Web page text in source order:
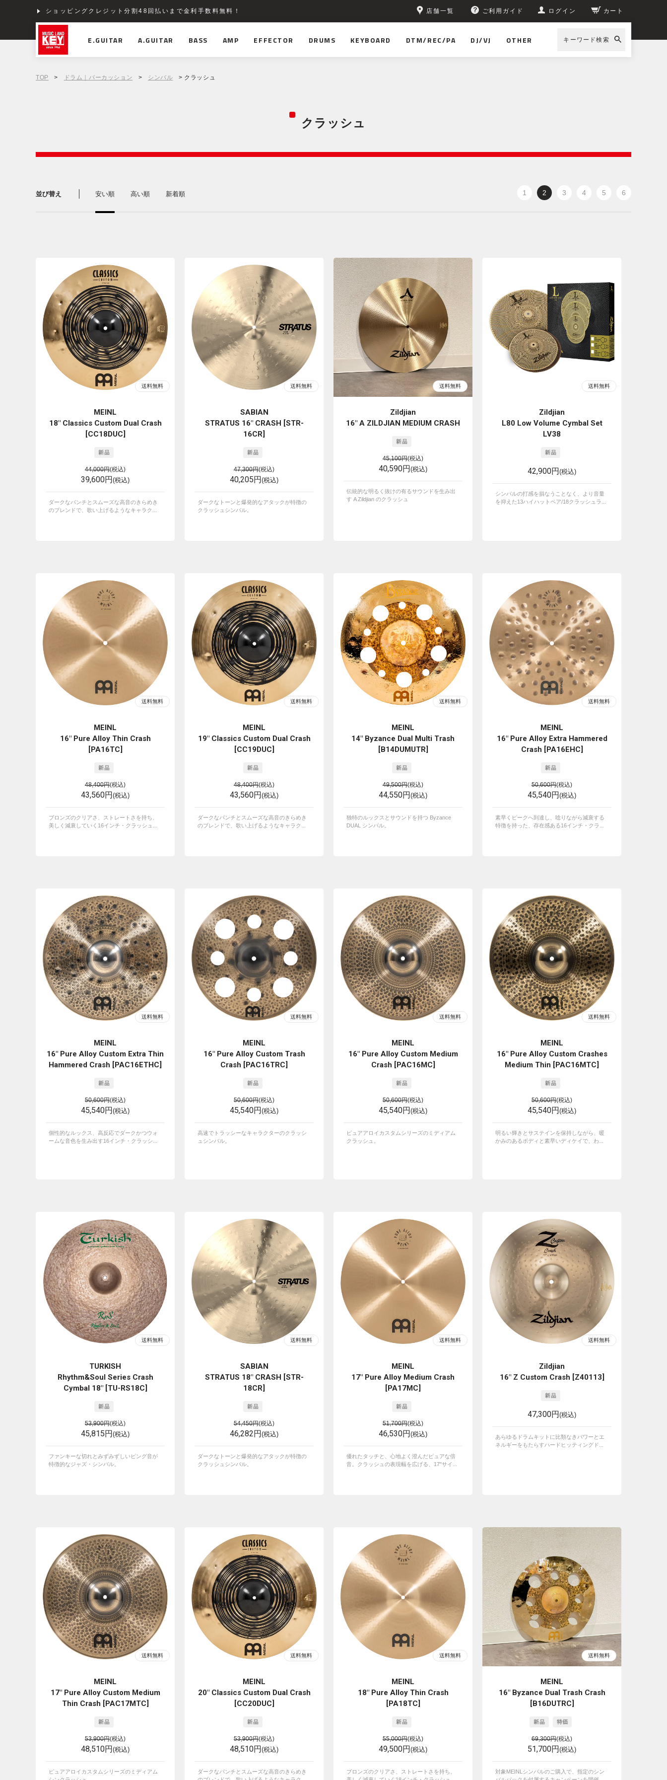
ショッピングクレジット分割48回払いまで金利手数料無料！ 店舗一覧 ご利用ガイド ログイン カート
E.GUITAR A.GUITAR BASS AMP EFFECTOR DRUMS KEYBOARD DTM/REC/PA DJ/VJ OTHER キーワード検索
TOP > ドラム｜パーカッション > シンバル > クラッシュ
クラッシュ
並び替え 安い順 高い順 新着順 1 2 3 4 5 6
MEINL
18" Classics Custom Dual Crash
[CC18DUC]
44,000円(税込)
39,600円(税込)
ダークなパンチとスムーズな高音のきらめき
のブレンドで、歌い上げるようなキャラク...
SABIAN
STRATUS 16" CRASH [STR-
16CR]
47,300円(税込)
40,205円(税込)
ダークなトーンと爆発的なアタックが特徴の
クラッシュシンバル。
Zildjian
16" A ZILDJIAN MEDIUM CRASH
45,100円(税込)
40,590円(税込)
伝統的な明るく抜けの有るサウンドを生み出
す A Zildjian のクラッシュ
Zildjian
L80 Low Volume Cymbal Set
LV38
42,900円(税込)
シンバルの打感を損なうことなく、より音量
を抑えた13ハイハットペア/18クラッシュラ...
MEINL
16" Pure Alloy Thin Crash
[PA16TC]
48,400円(税込)
43,560円(税込)
ブロンズのクリアさ、ストレートさを持ち、
美しく減衰していく16インチ・クラッシュ...
MEINL
19" Classics Custom Dual Crash
[CC19DUC]
48,400円(税込)
43,560円(税込)
ダークなパンチとスムーズな高音のきらめき
のブレンドで、歌い上げるようなキャラク...
MEINL
14" Byzance Dual Multi Trash
[B14DUMUTR]
49,500円(税込)
44,550円(税込)
独特のルックスとサウンドを持つ Byzance
DUAL シンバル。
MEINL
16" Pure Alloy Extra Hammered
Crash [PA16EHC]
50,600円(税込)
45,540円(税込)
素早くピークへ到達し、唸りながら減衰する
特徴を持った、存在感ある16インチ・クラ...
MEINL
16" Pure Alloy Custom Extra Thin
Hammered Crash [PAC16ETHC]
50,600円(税込)
45,540円(税込)
個性的なルックス、高反応でダークかつウォ
ームな音色を生み出す16インチ・クラッシ...
MEINL
16" Pure Alloy Custom Trash
Crash [PAC16TRC]
50,600円(税込)
45,540円(税込)
高速でトラッシーなキャラクターのクラッシ
ュシンバル。
MEINL
16" Pure Alloy Custom Medium
Crash [PAC16MC]
50,600円(税込)
45,540円(税込)
ピュアアロイカスタムシリーズのミディアム
クラッシュ。
MEINL
16" Pure Alloy Custom Crashes
Medium Thin [PAC16MTC]
50,600円(税込)
45,540円(税込)
明るい輝きとサステインを保持しながら、暖
かみのあるボディと素早いディケイで、わ...
TURKISH
Rhythm&Soul Series Crash
Cymbal 18" [TU-RS18C]
53,900円(税込)
45,815円(税込)
ファンキーな切れとみずみずしいピング音が
特徴的なジャズ・シンバル。
SABIAN
STRATUS 18" CRASH [STR-
18CR]
54,450円(税込)
46,282円(税込)
ダークなトーンと爆発的なアタックが特徴の
クラッシュシンバル。
MEINL
17" Pure Alloy Medium Crash
[PA17MC]
51,700円(税込)
46,530円(税込)
優れたタッチと、心地よく澄んだピュアな倍
音。クラッシュの表現幅を広げる、17"サイ...
Zildjian
16" Z Custom Crash [Z40113]
47,300円(税込)
あらゆるドラムキットに比類なきパワーとエ
ネルギーをもたらすハードヒッティングド...
MEINL
17" Pure Alloy Custom Medium
Thin Crash [PAC17MTC]
53,900円(税込)
48,510円(税込)
ピュアアロイカスタムシリーズのミディアム
MEINL
20" Classics Custom Dual Crash
[CC20DUC]
53,900円(税込)
48,510円(税込)
ダークなパンチとスムーズな高音のきらめき
MEINL
18" Pure Alloy Thin Crash
[PA18TC]
55,000円(税込)
49,500円(税込)
ブロンズのクリアさ、ストレートさを持ち、
MEINL
16" Byzance Dual Trash Crash
[B16DUTRC]
69,300円(税込)
51,700円(税込)
対象MEINLシンバルのご購入で、指定のシン